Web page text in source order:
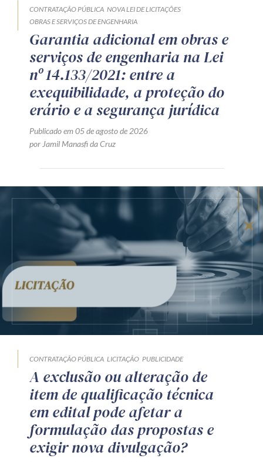
CONTRATAÇÃO PÚBLICA NOVA LEI DE LICITAÇÕES
OBRAS E SERVIÇOS DE ENGENHARIA
Garantia adicional em obras e
serviços de engenharia na Lei
nº 14.133/2021: entre a
exequibilidade, a proteção do
erário e a segurança jurídica
Publicado em 05 de agosto de 2026
por Jamil Manasfi da Cruz
CONTRATAÇÃO PÚBLICA LICITAÇÃO PUBLICIDADE
A exclusão ou alteração de
item de qualificação técnica
em edital pode afetar a
formulação das propostas e
exigir nova divulgação?